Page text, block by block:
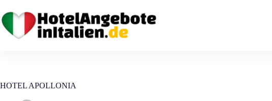
al
contenuto
HOTEL APOLLONIA